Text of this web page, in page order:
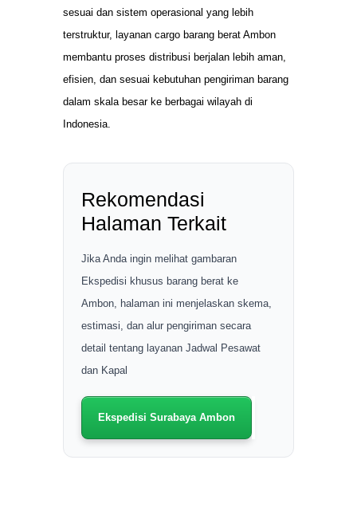
sesuai dan sistem operasional yang lebih
terstruktur, layanan cargo barang berat Ambon
membantu proses distribusi berjalan lebih aman,
efisien, dan sesuai kebutuhan pengiriman barang
dalam skala besar ke berbagai wilayah di
Indonesia.
Rekomendasi
Halaman Terkait
Jika Anda ingin melihat gambaran
Ekspedisi khusus barang berat ke
Ambon, halaman ini menjelaskan skema,
estimasi, dan alur pengiriman secara
detail tentang layanan Jadwal Pesawat
dan Kapal
Ekspedisi Surabaya Ambon